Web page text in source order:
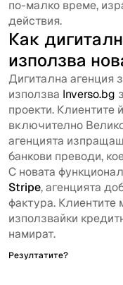
по-малко време,
действия.
Как
използва
Дигитална агенция
използва Inverso.bg
проекти. Клиентите
включително
агенцията
банкови преводи,
С новата
Stripe, агенцията
фактура. Клиентите
използвайки
намират.
Резултатите?